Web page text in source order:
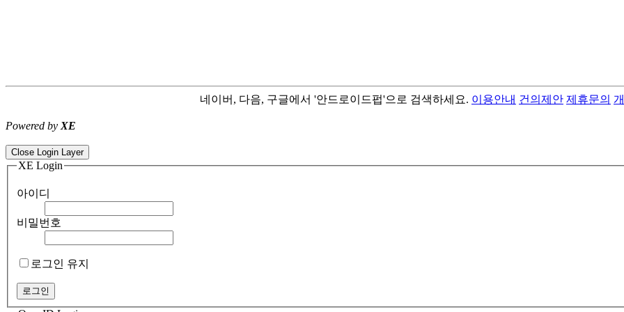
네이버, 다음, 구글에서 '안드로이드펍'으로 검색하세요. 이용안내 건의제안 제휴문의
Powered by XE
Close Login Layer
XE Login
아이디
비밀번호
로그인 유지